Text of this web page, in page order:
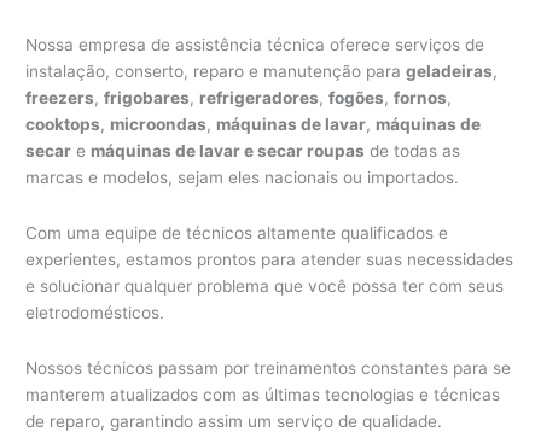
Nossa empresa de assistência técnica oferece serviços de
instalação, conserto, reparo e manutenção parageladeiras,
freezers,frigobares, refrigeradores,fogões,fornos,
cooktops, microondas, máquinas de lavar, máquinas de
secar e máquinas de lavar e secar roupas de todas as
marcas e modelos, sejam eles nacionais ou importados.
Com uma equipe de técnicos altamente qualificados e
experientes, estamos prontos para atender suas necessidades
e solucionar qualquer problema que você possa ter com seus
eletrodomésticos.
Nossos técnicos passam por treinamentos constantes para se
manterem atualizados com as últimas tecnologias e técnicas
de reparo, garantindo assim um serviço de qualidade.